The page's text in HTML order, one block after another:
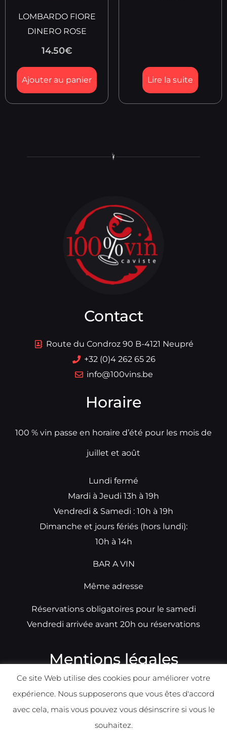
LOMBARDO FIORE
DINERO ROSE
14.50€
Ajouter au panier Lire la suite
Contact
Route du Condroz 90 B-4121 Neupré
+32 (0)4 262 65 26
info@100vins.be
Horaire
100 % vin passe en horaire d’été pour les mois de
juillet et août
Lundi fermé
Mardi à Jeudi 13h à 19h
Vendredi & Samedi : 10h à 19h
Dimanche et jours fériés (hors lundi):
10h à 14h
BAR A VIN
Même adresse
Réservations obligatoires pour le samedi
Vendredi arrivée avant 20h ou réservations
Mentions légales
Ce site Web utilise des cookies pour améliorer votre
expérience. Nous supposerons que vous êtes d'accord
avec cela, mais vous pouvez vous désinscrire si vous le
souhaitez.